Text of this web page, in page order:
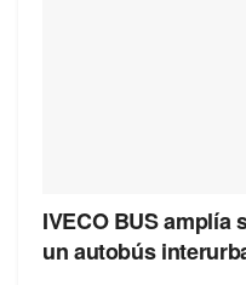
IVECO BUS amplía
un autobús